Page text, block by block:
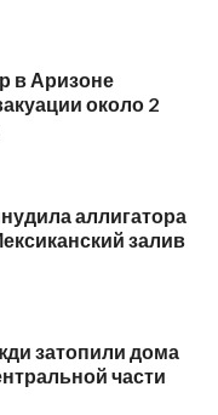
в Аризоне
около 2
аллигатора
залив
затопили дома
части